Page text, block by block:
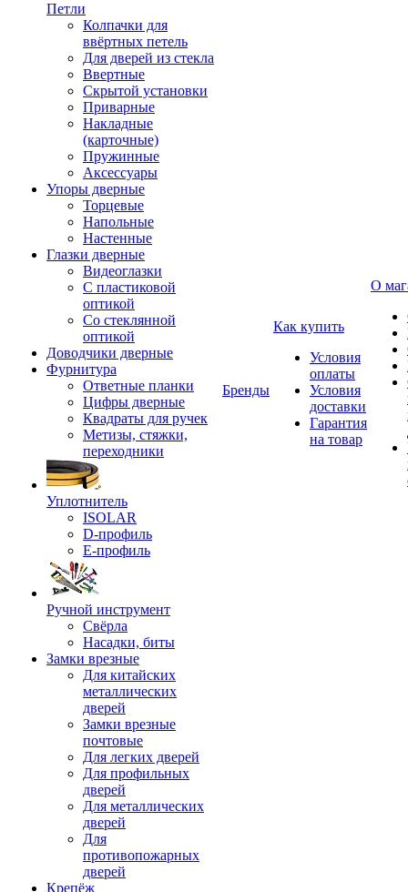
Петли
Колпачки для
ввёртных петель
Для дверей из стекла
Ввертные
Скрытой установки
Приварные
Накладные
(карточные)
Пружинные
Аксессуары
Упоры дверные
Торцевые
Напольные
Настенные
Глазки дверные
Видеоглазки
С пластиковой
оптикой
Со стеклянной
оптикой
Доводчики дверные
Фурнитура
Ответные планки
Цифры дверные
Квадраты для ручек
Метизы, стяжки,
переходники
Уплотнитель
ISOLAR
D-профиль
Е-профиль
Ручной инструмент
Свёрла
Насадки, биты
Замки врезные
Для китайских
металлических
дверей
Замки врезные
почтовые
Для легких дверей
Для профильных
дверей
Для металлических
дверей
Для
противопожарных
дверей
Крепёж
Бренды
Как купить
Условия
оплаты
Условия
доставки
Гарантия
на товар
О